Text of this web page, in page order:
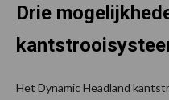
Drie
Het Dynamic Headland